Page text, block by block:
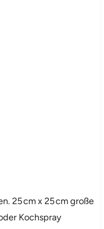
25 cm x 25 cm große
Kochspray